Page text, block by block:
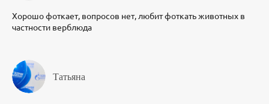
Хорошо фоткает, вопросов нет, любит фоткать животных в
частности верблюда
Татьяна